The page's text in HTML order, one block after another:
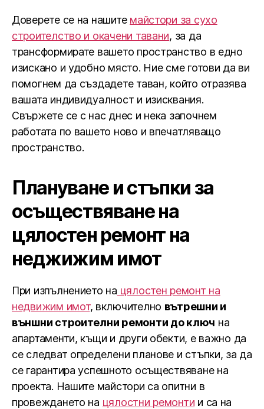
Доверете се на нашите майстори за сухо
строителство и окачени тавани, за да
трансформирате вашето пространство в едно
изискано и удобно място. Ние сме готови да ви
помогнем да създадете таван, който отразява
вашата индивидуалност и изисквания.
Свържете се с нас днес и нека започнем
работата по вашето ново и впечатляващо
пространство.
Плануване и стъпки за
осъществяване на
цялостен ремонт на
неджижим имот
При изпълнението на цялостен ремонт на
недвижим имот, включително вътрешни и
външни строителни ремонти до ключ на
апартаменти, къщи и други обекти, е важно да
се следват определени планове и стъпки, за да
се гарантира успешното осъществяване на
проекта. Нашите майстори са опитни в
провеждането на цялостни ремонти и са на